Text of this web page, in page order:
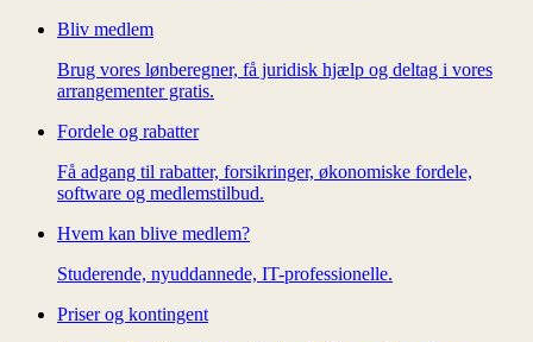
Bliv medlem
Brug vores lønberegner, få juridisk hjælp og deltag i vores
arrangementer gratis.
Fordele og rabatter
Få adgang til rabatter, forsikringer, økonomiske fordele,
software og medlemstilbud.
Hvem kan blive medlem?
Studerende, nyuddannede, IT-professionelle.
Priser og kontingent